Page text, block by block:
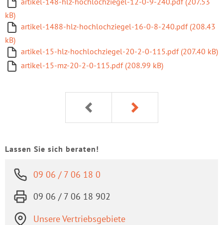
kB)
artikel-1488-hlz-hochlochziegel-16-0-8-240.pdf (208.43
kB)
artikel-15-hlz-hochlochziegel-20-2-0-115.pdf (207.40 kB)
artikel-15-mz-20-2-0-115.pdf (208.99 kB)
Lassen Sie sich beraten!
09 06 / 7 06 18 0
09 06 / 7 06 18 902
Unsere Vertriebsgebiete